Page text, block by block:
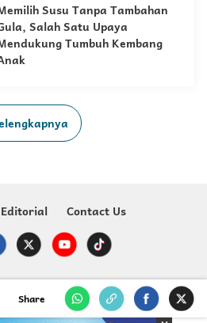
Susu Tanpa Tambahan
Salah Satu Upaya
Tumbuh Kembang
Share
Editorial Contact Us
2026 Just For Kids - MNC Media